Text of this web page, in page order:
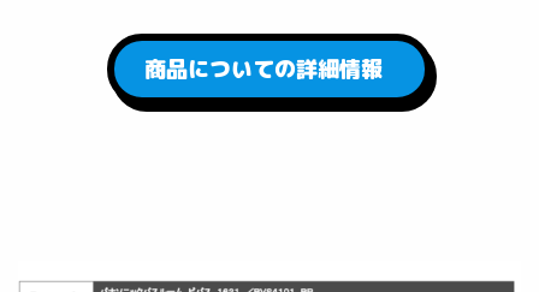
商品についての詳細情報